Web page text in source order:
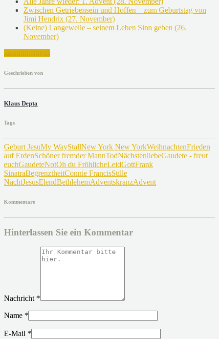
Zwischen Getriebensein und Hoffen – zum Geburtstag von
Jimi Hendrix (27. November)
(Keine) Langeweile – seinem Leben Sinn geben (26.
November)
Geschrieben von
Klaus Depta
Tags
Geburt JesuMy WayStallNew York New YorkWeihnachtenFrieden
auf ErdenSchöner fremder MannTodNächstenliebeGaudete - freut
euchGaudeteNotOh du FröhlicheLeidGottFrank
SinatraBegrenztheitConnie FrancisStille
NachtJesusElendBethlehemAdventskranzAdvent
Kommentare
Hinterlassen Sie ein Kommentar
Nachricht *
Name *
E-Mail *